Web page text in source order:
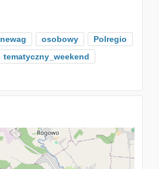
newag osobowy
Polregio
tematyczny_weekend